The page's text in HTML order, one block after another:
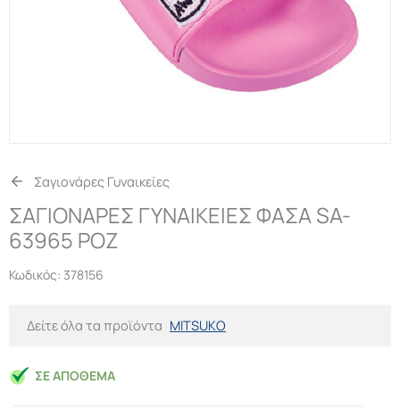
Σαγιονάρες Γυναικείες
ΣΑΓΙΟΝΑΡΕΣ ΓΥΝΑΙΚΕΙΕΣ ΦΑΣΑ SA-
63965 ΡΟΖ
Κωδικός: 378156
Δείτε όλα τα προϊόντα MITSUKO
ΣΕ ΑΠΌΘΕΜΑ